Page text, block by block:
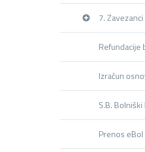
7. Zavezanci
Refundacije
Izračun
S.B.
Prenos